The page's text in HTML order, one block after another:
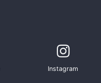
Instagram